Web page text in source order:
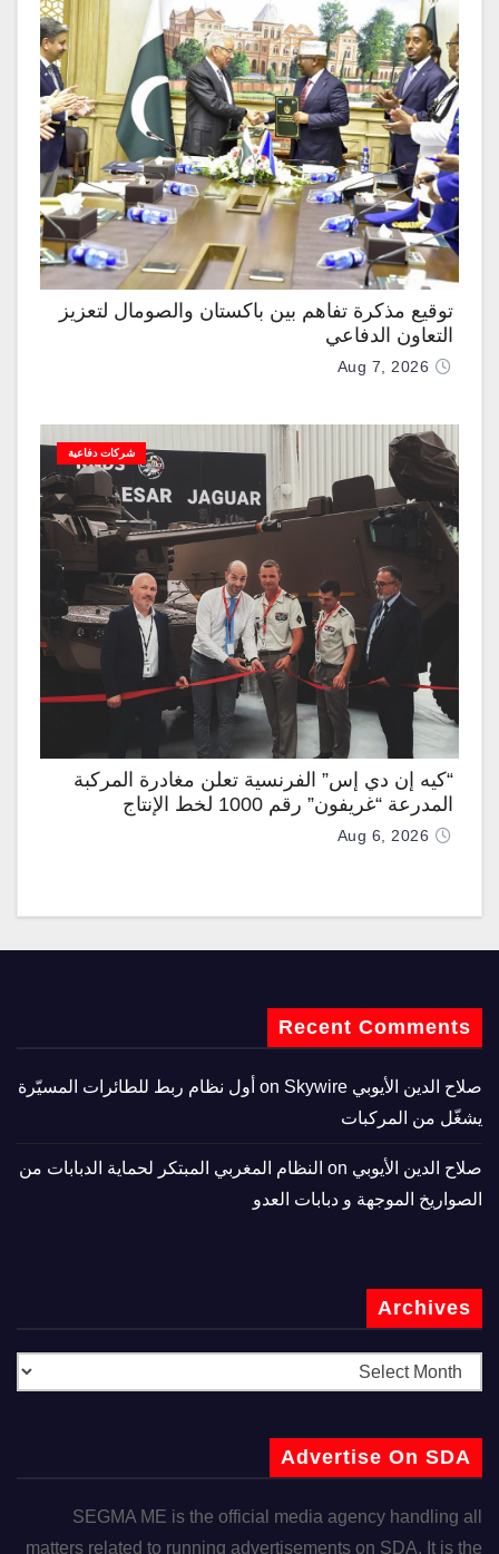
توقيع مذكرة تفاهم بين باكستان والصومال لتعزيز
التعاون الدفاعي
Aug 7, 2026
شركات دفاعية
“كيه إن دي إس” الفرنسية تعلن مغادرة المركبة
المدرعة “غريفون” رقم 1000 لخط الإنتاج
Aug 6, 2026
Recent Comments
صلاح الدين الأيوبي
Skywire أول نظام ربط للطائرات المسيّرة
يشغّل من المركبات
صلاح الدين الأيوبي
النظام المغربي المبتكر لحماية الدبابات من
الصواريخ الموجهة و دبابات العدو
Archives
Advertise On SDA
SEGMA ME is the official media agency handling all
matters related to running advertisements on SDA. It is the